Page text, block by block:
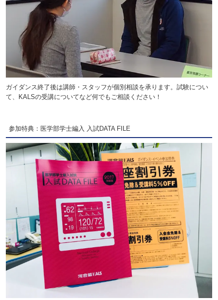
ガイダンス終了後は講師・スタッフが個別相談を承ります。試験につい
て、KALSの受講についてなど何でもご相談ください！
参加特典：医学部学士編入 入試DATA FILE